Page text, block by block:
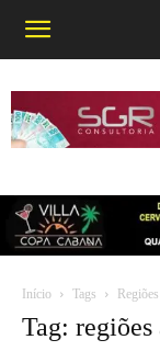
Início Tags
Tag: